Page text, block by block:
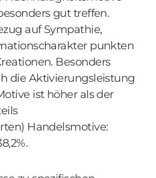
gut treffen.
auf Sympathie,
punkten
Besonders
die Aktivierungsleistung
ist höher als der
Handelsmotive: